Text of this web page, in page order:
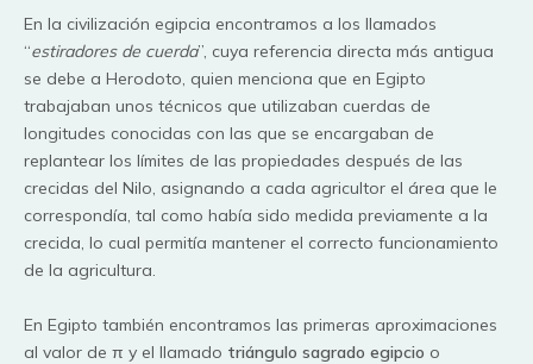
En la civilización egipcia encontramos a los llamados
“estiradores de cuerda”, cuya referencia directa más antigua
se debe a Herodoto, quien menciona que en Egipto
trabajaban unos técnicos que utilizaban cuerdas de
longitudes conocidas con las que se encargaban de
replantear los límites de las propiedades después de las
crecidas del Nilo, asignando a cada agricultor el área que le
correspondía, tal como había sido medida previamente a la
crecida, lo cual permitía mantener el correcto funcionamiento
de la agricultura.
En Egipto también encontramos las primeras aproximaciones
al valor de π y el llamado triángulo sagrado egipcio o